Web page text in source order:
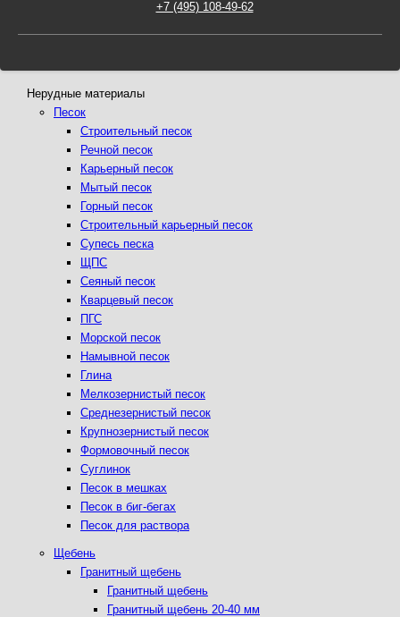
Нерудные материалы
Песок
Строительный песок
Речной песок
Карьерный песок
Мытый песок
Горный песок
Строительный карьерный песок
Супесь песка
ЩПС
Сеяный песок
Кварцевый песок
ПГС
Морской песок
Намывной песок
Глина
Мелкозернистый песок
Среднезернистый песок
Крупнозернистый песок
Формовочный песок
Суглинок
Песок в мешках
Песок в биг-бегах
Песок для раствора
Щебень
Гранитный щебень
Гранитный щебень
Гранитный щебень 20-40 мм